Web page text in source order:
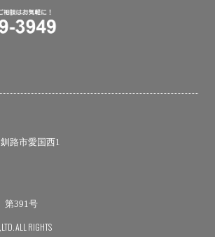
路市愛国西1
第391号
ALL RIGHTS